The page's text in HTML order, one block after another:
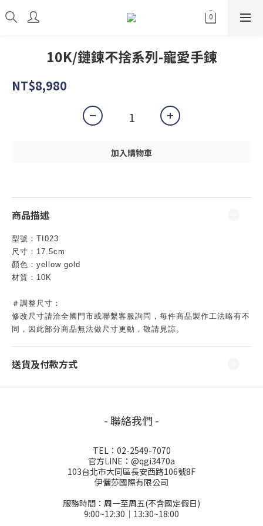
10K/鏈鍊不捨系列-寵愛手鍊
NT$8,980
加入購物車
商品描述
型號：TI023
尺寸：17.5cm
顏色：yellow gold
材質：10K
＃調整尺寸：
修改尺寸請洽全國門市或聯繫客服詢問，每件商品製作工法略有不
同，因此部分商品無法做尺寸更動，敬請見諒。
送貨及付款方式
- 聯絡我們 -
TEL：02-2549-7070
官方LINE：@qgi3470a
103台北市大同區長安西路106號8F
伊儷莎國際有限公司
服務時間：周一至周五(不含國定假日)
9:00~12:30│13:30~18:00